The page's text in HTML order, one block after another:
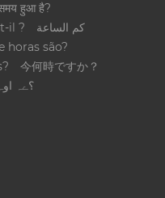
हुआ है?
il ?
كم الساعة
horas são?
今何時ですか？
؟ےہ